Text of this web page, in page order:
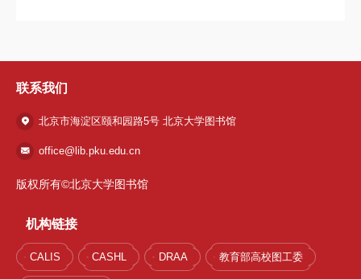
联系我们
北京市海淀区颐和园路5号 北京大学图书馆
office@lib.pku.edu.cn
版权所有©北京大学图书馆
机构链接
CALIS CASHL DRAA 教育部高校图工委